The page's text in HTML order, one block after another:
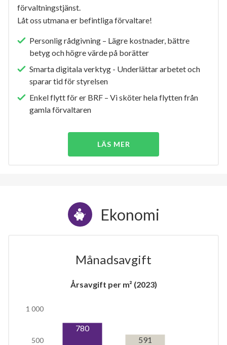
förvaltningstjänst.
Låt oss utmana er befintliga förvaltare!
Personlig rådgivning – Lägre kostnader, bättre
betyg och högre värde på borätter
Smarta digitala verktyg - Underlättar arbetet och
sparar tid för styrelsen
Enkel flytt för er BRF – Vi sköter hela flytten från
gamla förvaltaren
LÄS MER
Ekonomi
Månadsavgift
Årsavgift per m² (2023)
500
1 000
780
591